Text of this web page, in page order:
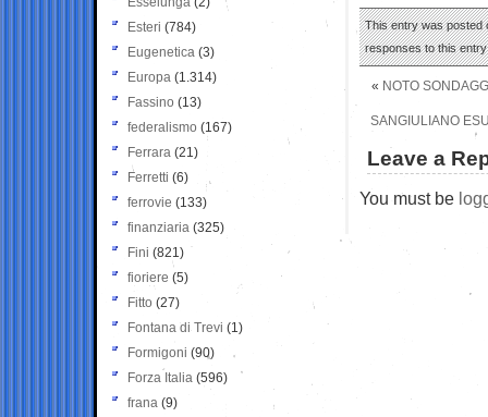
This entry was posted
responses to this
« NOTO
SANGIULIANO
Leave a
You must be
Esteri (784)
Eugenetica (3)
Europa (1.314)
Fassino (13)
federalismo (167)
Ferrara (21)
Ferretti (6)
ferrovie (133)
finanziaria (325)
Fini (821)
fioriere (5)
Fitto (27)
Fontana di Trevi (1)
Formigoni (90)
Forza Italia (596)
frana (9)